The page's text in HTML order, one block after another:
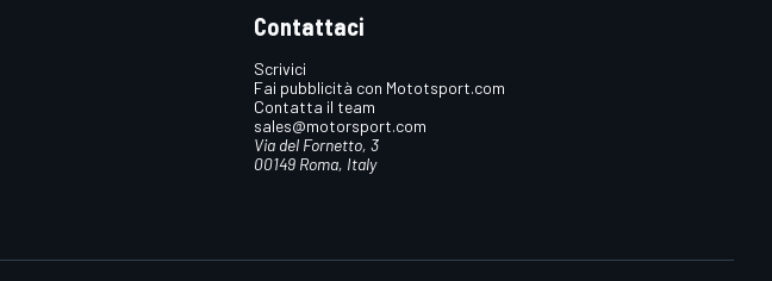
Contattaci
Scrivici
Fai pubblicità con Mototsport.com
Contatta il team
sales@motorsport.com
Via del Fornetto, 3
00149 Roma, Italy